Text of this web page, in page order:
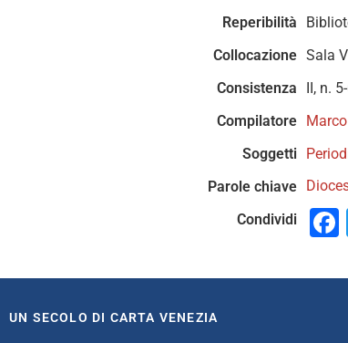
Reperibilità
Collocazione Sala
Consistenza
II, n.
Compilatore
Soggetti
Parole chiave
Condividi
UN SECOLO DI CARTA VENEZIA